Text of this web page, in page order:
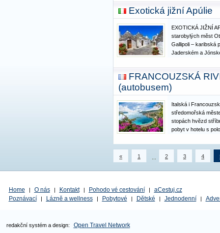
vesničkami a
Normandie nám
Exotická jižní Apúlie
EXOTICKÁ JIŽNÍ
starobylých měst
Gallipoli – karibská
Jaderském a
rozhraní
italská Apulie.
FRANCOUZSKÁ
(autobusem)
Italská i
středomořská
stopách hvězd
pobyt v hotelu s
« 1 2 3 4
Home | O nás | Kontakt | Pohodo vé cestování |
aCestuj.cz
Poznávací
| Lázně a wellness | Pobytové | Dětské | Jednodenní |
redakční systém a design: Open Travel Network